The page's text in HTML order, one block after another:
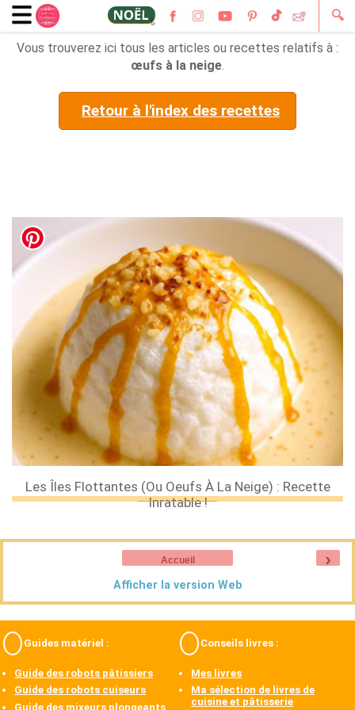
🔍
Vous trouverez ici tous les articles ou recettes relatifs à :
œufs à la neige
Retour à l'index des recettes
Les Îles Flottantes (ou Oeufs À La Neige) : Recette
Inratable !
›
Accueil
Afficher la version Web
Guides matériel :
Guide des robots pâtissiers
Guide des robots cuiseurs
Guide des mixeurs plongeants
Conseils livres :
Mes livres
Ma sélection de livres de
cuisine et pâtisserie